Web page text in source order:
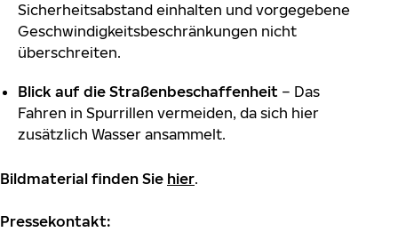
Sicherheitsabstand einhalten und vorgegebene
Geschwindigkeitsbeschränkungen nicht
überschreiten.
Blick auf die Straßenbeschaffenheit – Das
Fahren in Spurrillen vermeiden, da sich hier
zusätzlich Wasser ansammelt.
Bildmaterial finden Sie hier.
Pressekontakt: